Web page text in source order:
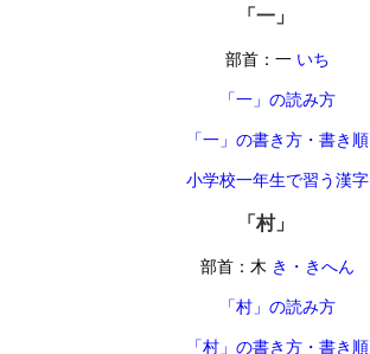
「一」
部首：一 いち
「一」の読み方
「一」の書き方・書き順
小学校一年生で習う漢字
「村」
部首：木 き・きへん
「村」の読み方
「村」の書き方・書き順